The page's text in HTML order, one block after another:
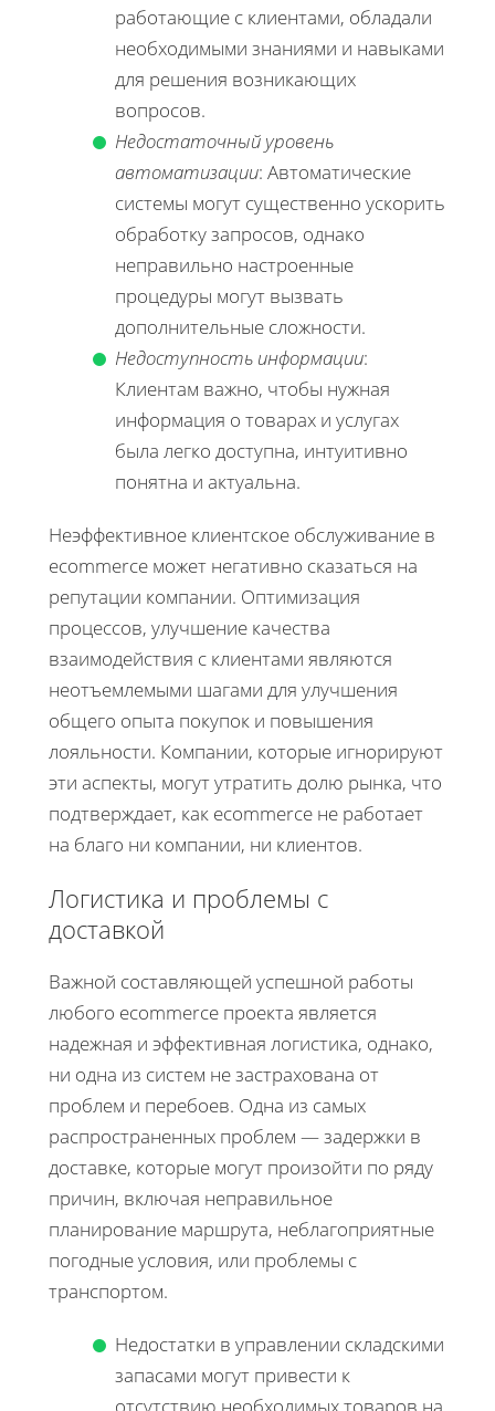
работающие с клиентами, обладали
необходимыми знаниями и навыками
для решения возникающих
вопросов.
Недостаточный уровень
автоматизации: Автоматические
системы могут существенно ускорить
обработку запросов, однако
неправильно настроенные
процедуры могут вызвать
дополнительные сложности.
Недоступность информации:
Клиентам важно, чтобы нужная
информация о товарах и услугах
была легко доступна, интуитивно
понятна и актуальна.
Неэффективное клиентское обслуживание в
ecommerce может негативно сказаться на
репутации компании. Оптимизация
процессов, улучшение качества
взаимодействия с клиентами являются
неотъемлемыми шагами для улучшения
общего опыта покупок и повышения
лояльности. Компании, которые игнорируют
эти аспекты, могут утратить долю рынка, что
подтверждает, как ecommerce не работает
на благо ни компании, ни клиентов.
Логистика и проблемы с
доставкой
Важной составляющей успешной работы
любого ecommerce проекта является
надежная и эффективная логистика, однако,
ни одна из систем не застрахована от
проблем и перебоев. Одна из самых
распространенных проблем — задержки в
доставке, которые могут произойти по ряду
причин, включая неправильное
планирование маршрута, неблагоприятные
погодные условия, или проблемы с
транспортом.
Недостатки в управлении складскими
запасами могут привести к
отсутствию необходимых товаров на